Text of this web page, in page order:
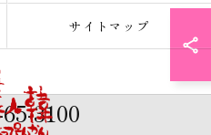
3100
サイトマップ